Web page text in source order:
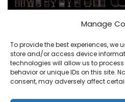
Manage
To provide the best experiences, we
store and/or access device
technologies will allow us to
behavior or unique IDs on this site.
consent, may adversely affect
BLOCOS cozinha
equipamento de barra dwg
Posted
admin março 7, 2023